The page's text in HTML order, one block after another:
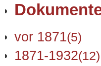
vor 1871(5)
1871-1932(12)